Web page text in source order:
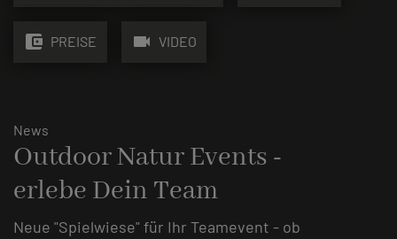
account_balance_wallet PREISE videocam VIDEO
News
Outdoor Natur Events -
erlebe Dein Team
Neue "Spielwiese" für Ihr Teamevent - ob